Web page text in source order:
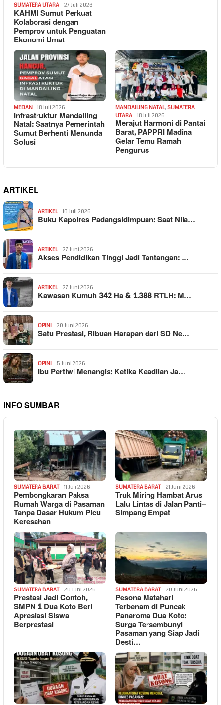
SUMATERA UTARA 27 Juli 2026
KAHMI Sumut Perkuat
Kolaborasi dengan
Pemprov untuk Penguatan
Ekonomi Umat
MEDAN 18 Juli 2026
Infrastruktur Mandailing
Natal: Saatnya Pemerintah
Sumut Berhenti Menunda
Solusi
MANDAILING NATAL, SUMATERA
UTARA
18 Juli 2026
Merajut Harmoni di Pantai
Barat, PAPPRI Madina
Gelar Temu Ramah
Pengurus
ARTIKEL
ARTIKEL 10 Juli 2026
Buku Kapolres Padangsidimpuan: Saat Nila…
ARTIKEL 27 Juni 2026
Akses Pendidikan Tinggi Jadi Tantangan: …
ARTIKEL 27 Juni 2026
Kawasan Kumuh 342 Ha & 1.388 RTLH: M…
OPINI 20 Juni 2026
Satu Prestasi, Ribuan Harapan dari SD Ne…
OPINI 5 Juni 2026
Ibu Pertiwi Menangis: Ketika Keadilan Ja…
INFO SUMBAR
SUMATERA BARAT 11 Juli 2026
Pembongkaran Paksa
Rumah Warga di Pasaman
Tanpa Dasar Hukum Picu
Keresahan
SUMATERA BARAT 21 Juni 2026
Truk Miring Hambat Arus
Lalu Lintas di Jalan Panti–
Simpang Empat
SUMATERA BARAT 20 Juni 2026
Prestasi Jadi Contoh,
SMPN 1 Dua Koto Beri
Apresiasi Siswa
Berprestasi
SUMATERA BARAT 20 Juni 2026
Pesona Matahari
Terbenam di Puncak
Panaroma Dua Koto:
Surga Tersembunyi
Pasaman yang Siap Jadi
Desti…